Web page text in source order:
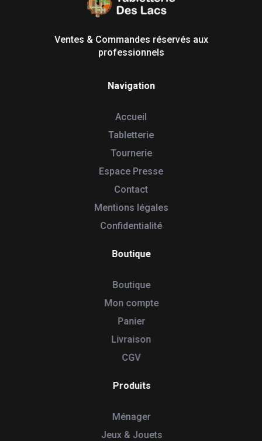
Ventes & Commandes réservés aux
professionnels
Navigation
Accueil
Tabletterie
Tournerie
Espace Presse
Contact
Mentions légales
Confidentialité
Boutique
Boutique
Mon compte
Panier
Livraison
CGV
Produits
Ménager
Jeux & Jouets